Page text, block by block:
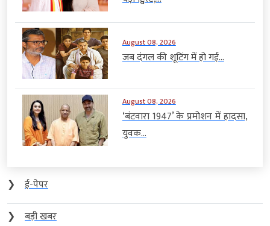
August 08, 2026
जब दंगल की शूटिंग में हो गई...
August 08, 2026
‘बंटवारा 1947’ के प्रमोशन में हादसा,
युवक...
❯
ई-पेपर
❯
बड़ी खबर